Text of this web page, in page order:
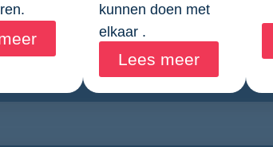
kunnen doen met
elkaar .
Lees meer